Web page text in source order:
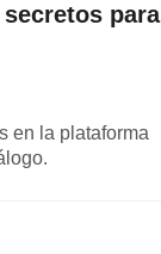
para
en la plataforma